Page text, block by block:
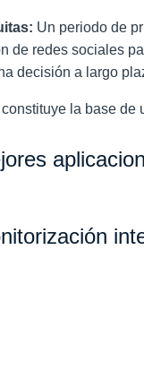
Un periodo de
de redes sociales
decisión a largo
la base